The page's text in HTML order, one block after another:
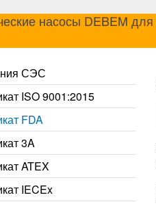
СЭС
ISO 9001:2015
FDA
3A
ATEX
IECEx